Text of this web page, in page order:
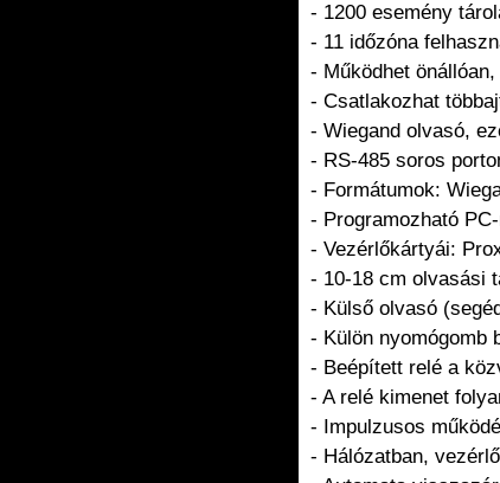
- 1200 esemény
- 11 időzóna
- Működhet
- Csatlakozhat
- Wiegand olvasó,
- RS-485 soros
- Formátumok:
- Programozható
- Vezérlőkártyái:
- 10-18 cm olvasási
- Külső olvasó
- Külön nyomógomb
- Beépített relé a
- A relé kimenet
- Impulzusos
- Hálózatban,